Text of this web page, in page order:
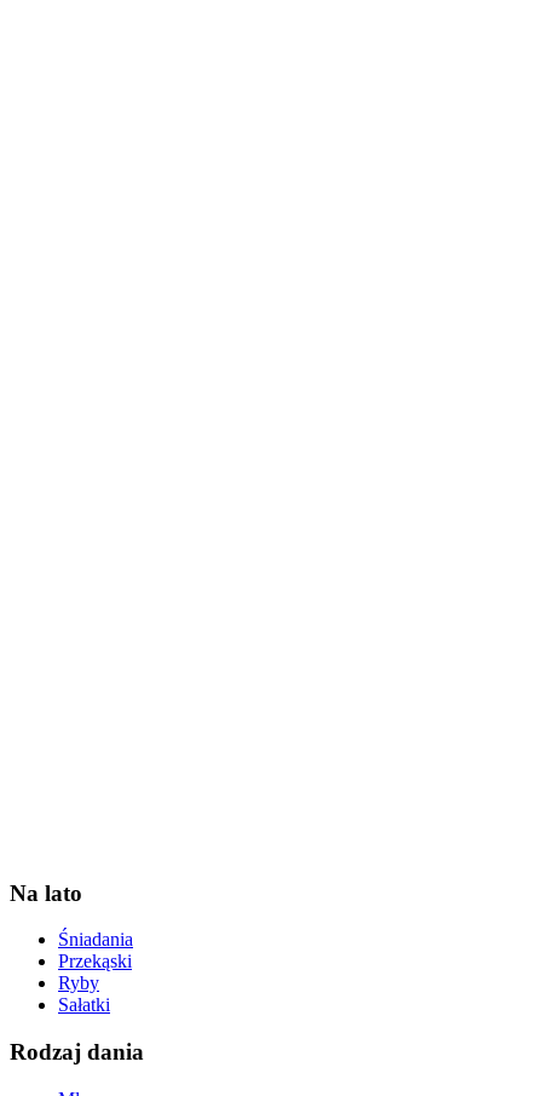
Na lato
Śniadania
Przekąski
Ryby
Sałatki
Rodzaj dania